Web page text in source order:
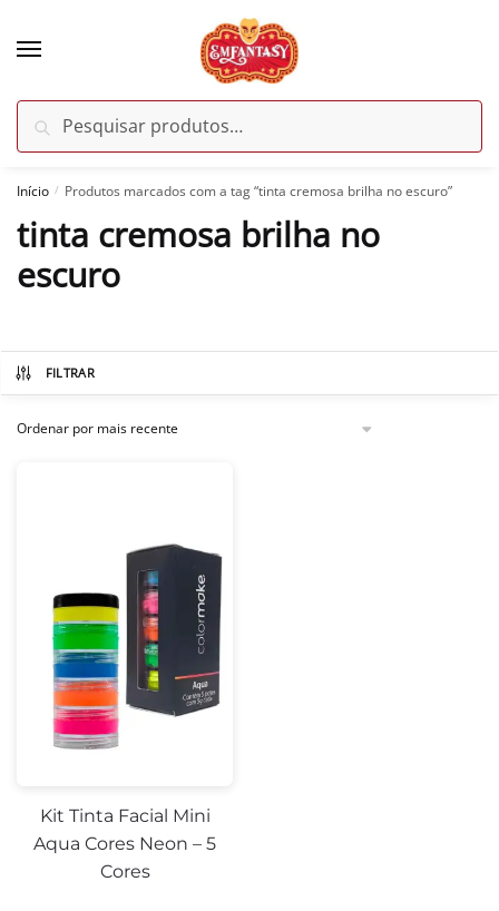
por:
Pesquisar
Início / Produtos marcados com a tag “tinta cremosa brilha no escuro”
tinta cremosa brilha no
escuro
FILTRAR
Kit Tinta Facial Mini
Aqua Cores Neon – 5
Cores